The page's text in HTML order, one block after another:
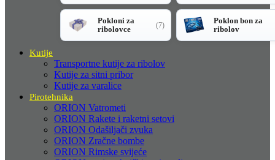
Pokloni za
ribolovce
(7)
Poklon bon za
ribolov
Kutije
Transportne kutije za ribolov
Kutije za sitni pribor
Kutije za varalice
Pirotehnika
ORION Vatrometi
ORION Rakete i raketni setovi
ORION Odašiljači zvuka
ORION Zračne bombe
ORION Rimske svijeće